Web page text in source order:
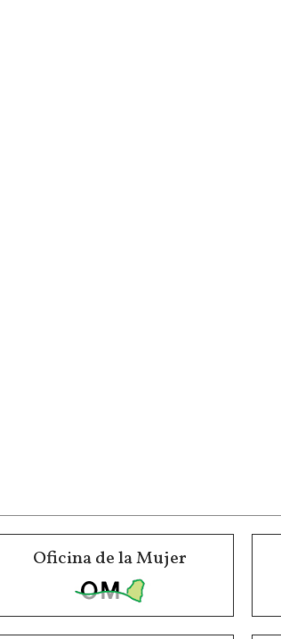
Oficina de la Mujer